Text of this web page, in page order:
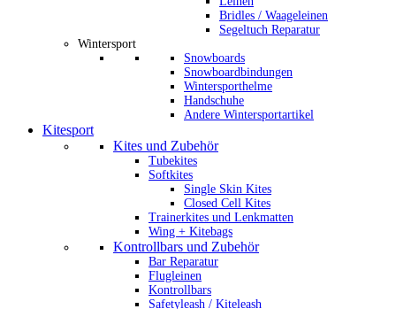
Bridles / Waageleinen
Segeltuch Reparatur
Wintersport
Snowboards
Snowboardbindungen
Wintersporthelme
Handschuhe
Andere Wintersportartikel
Kitesport
Kites und Zubehör
Tubekites
Softkites
Single Skin Kites
Closed Cell Kites
Trainerkites und Lenkmatten
Wing + Kitebags
Kontrollbars und Zubehör
Bar Reparatur
Flugleinen
Kontrollbars
Safetyleash / Kiteleash